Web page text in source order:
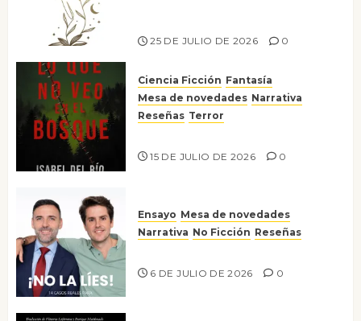
25 DE JULIO DE 2026 0
Ciencia Ficción Fantasía
Mesa de novedades Narrativa
Reseñas Terror
15 DE JULIO DE 2026 0
Ensayo Mesa de novedades
Narrativa No Ficción Reseñas
6 DE JULIO DE 2026 0